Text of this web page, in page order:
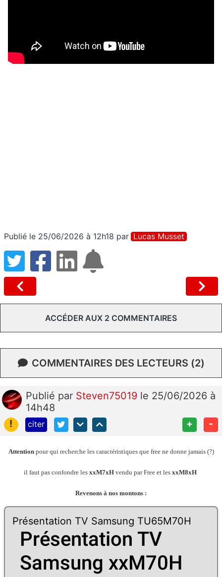
Publié le 25/06/2026 à 12h18 par Lucas Musset
ACCÉDER AUX 2 COMMENTAIRES
COMMENTAIRES DES LECTEURS (2)
Publié par Steven75019 le 25/06/2026 à
14h48
!
citer + -
Attentionpour qui recherche les caractéristiques que free ne donne jamais (?)
il faut pas confondre les xxM7xH vendu par Free et les xxM8xH
Revenons à nos montons :
Présentation TV Samsung TU65M70H
Présentation TV
Samsung xxM70H